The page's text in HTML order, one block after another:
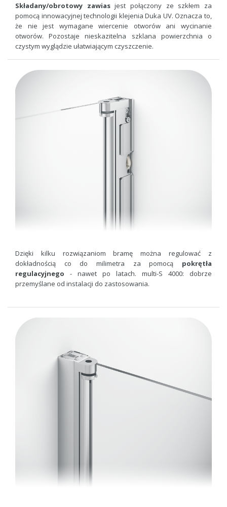
Składany/obrotowy zawiasjest połączony ze szkłem za
pomocą innowacyjnej technologii klejenia Duka UV. Oznacza to,
że nie jest wymagane wiercenie otworów ani wycinanie
otworów. Pozostaje nieskazitelna szklana powierzchnia o
czystym wyglądzie ułatwiającym czyszczenie.
Dzięki kilku rozwiązaniom bramę można regulować z
dokładnością co do milimetra za pomocą pokrętła
regulacyjnego - nawet po latach. multi-S 4000: dobrze
przemyślane od instalacji do zastosowania.